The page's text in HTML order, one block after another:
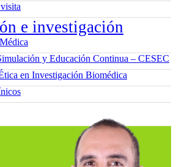
e investigación
y Educación Continua – CESEC
en Investigación Biomédica